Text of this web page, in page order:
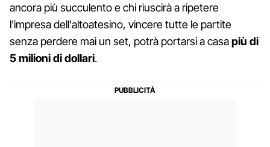
ancora più succulento e chi riuscirà a ripetere
l'impresa dell'altoatesino, vincere tutte le partite
senza perdere mai un set, potrà portarsi a casapiù di
5 milioni di dollari.